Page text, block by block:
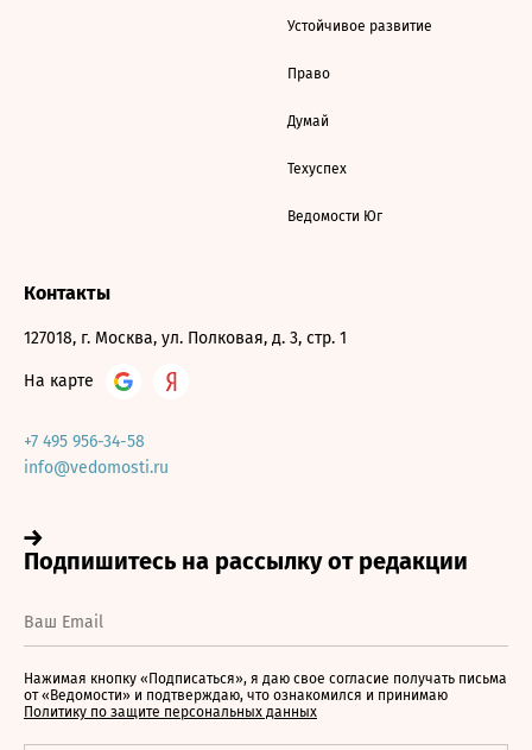
Устойчивое развитие
Право
Думай
Техуспех
Ведомости Юг
Контакты
127018, г. Москва, ул. Полковая, д. 3, стр. 1
На карте
+7 495 956-34-58
info@vedomosti.ru
Нажимая кнопку «Подписаться», я даю свое согласие получать письма
от «Ведомости» и подтверждаю, что ознакомился и принимаю
Политику по защите персональных данных